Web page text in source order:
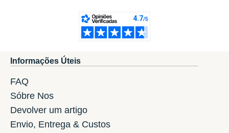
Informações Úteis
FAQ
Sóbre Nos
Devolver um artigo
Envio, Entrega & Custos